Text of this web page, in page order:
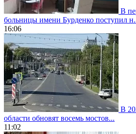
В
больницы имени Бурденко поступил
16:06
В
области обновят восемь мостов...
11:02